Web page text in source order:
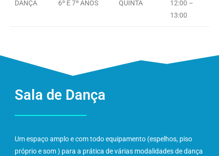
DANÇA 6º E 7º ANOS QUINTA
12:00 –
13:00
Sala de Dança
Um espaço amplo e com todo equipamento (espelhos, piso
próprio e som ) para a prática de várias modalidades de dança